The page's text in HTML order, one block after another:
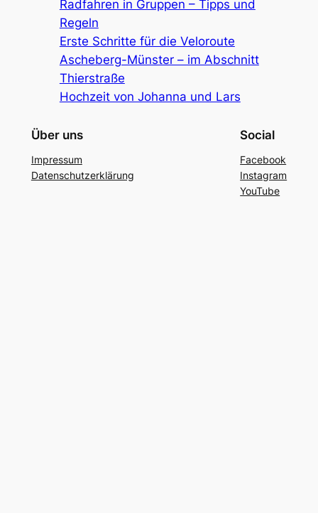
Radfahren in Gruppen – Tipps und
Regeln
Erste Schritte für die Veloroute
Ascheberg-Münster – im Abschnitt
Thierstraße
Hochzeit von Johanna und Lars
Über uns
Impressum
Datenschutzerklärung
Social
Facebook
Instagram
YouTube